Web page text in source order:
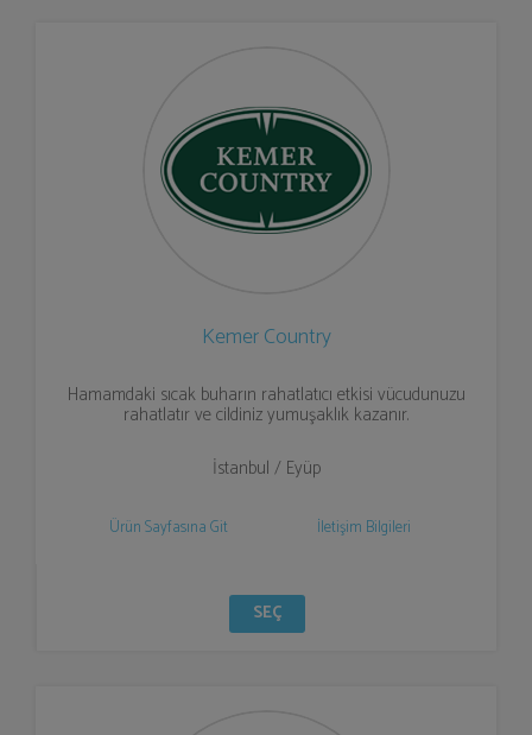
Kemer Country
Hamamdaki sıcak buharın rahatlatıcı etkisi vücudunuzu
rahatlatır ve cildiniz yumuşaklık kazanır.
İstanbul / Eyüp
Ürün Sayfasına Git İletişim Bilgileri
SEÇ